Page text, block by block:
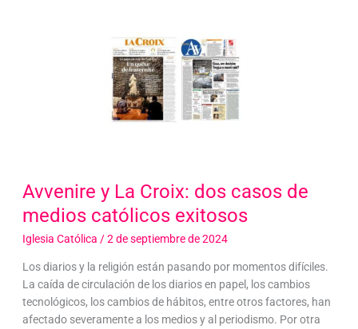
Avvenire y La Croix: dos casos de
medios católicos exitosos
Iglesia Católica /2 de septiembre de 2024
Los diarios y la religión están pasando por momentos difíciles.
La caída de circulación de los diarios en papel, los cambios
tecnológicos, los cambios de hábitos, entre otros factores, han
afectado severamente a los medios y al periodismo. Por otra